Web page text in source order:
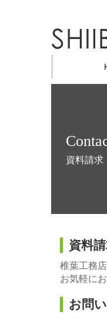
資料請求
資料
椎葉工務
お気軽に
お問